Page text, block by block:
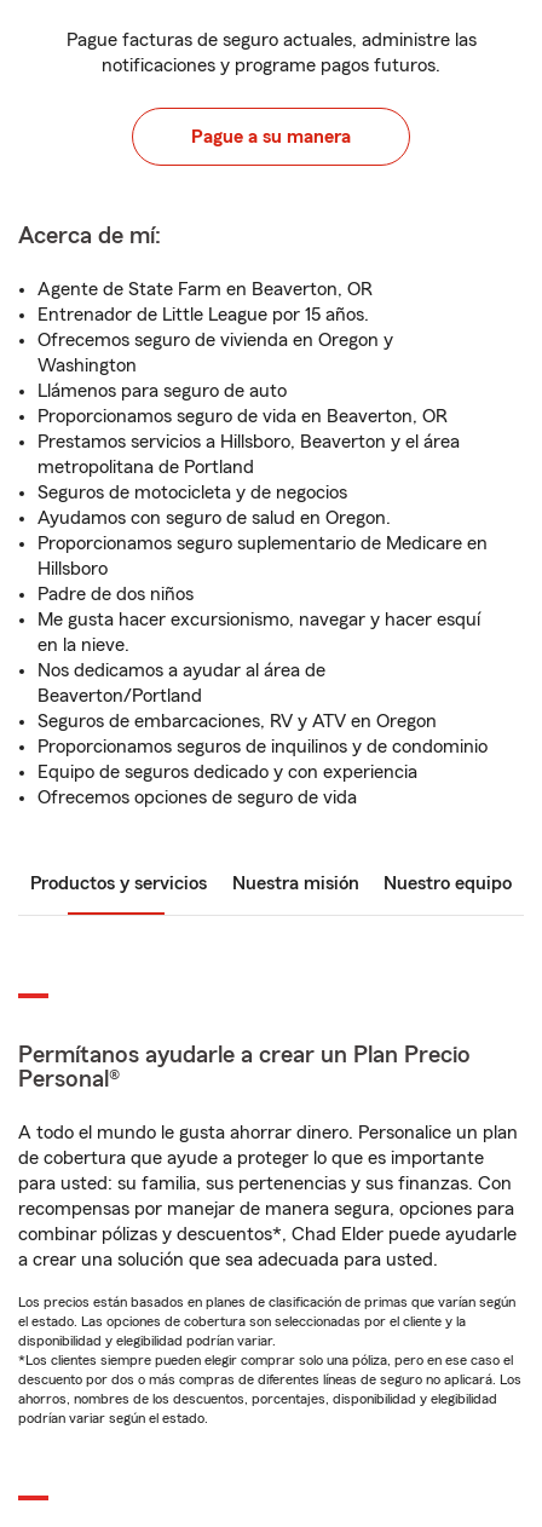
Pague facturas de seguro actuales, administre las
notificaciones y programe pagos futuros.
Pague a su manera
Acerca de mí:
Agente de State Farm en Beaverton, OR
Entrenador de Little League por 15 años.
Ofrecemos seguro de vivienda en Oregon y
Washington
Llámenos para seguro de auto
Proporcionamos seguro de vida en Beaverton, OR
Prestamos servicios a Hillsboro, Beaverton y el área
metropolitana de Portland
Seguros de motocicleta y de negocios
Ayudamos con seguro de salud en Oregon.
Proporcionamos seguro suplementario de Medicare en
Hillsboro
Padre de dos niños
Me gusta hacer excursionismo, navegar y hacer esquí
en la nieve.
Nos dedicamos a ayudar al área de
Beaverton/Portland
Seguros de embarcaciones, RV y ATV en Oregon
Proporcionamos seguros de inquilinos y de condominio
Equipo de seguros dedicado y con experiencia
Ofrecemos opciones de seguro de vida
Productos y servicios Nuestra misión Nuestro equipo
Permítanos ayudarle a crear un Plan Precio
Personal®
A todo el mundo le gusta ahorrar dinero. Personalice un plan
de cobertura que ayude a proteger lo que es importante
para usted: su familia, sus pertenencias y sus finanzas. Con
recompensas por manejar de manera segura, opciones para
combinar pólizas y descuentos*, Chad Elder puede ayudarle
a crear una solución que sea adecuada para usted.
Los precios están basados en planes de clasificación de primas que varían según
el estado. Las opciones de cobertura son seleccionadas por el cliente y la
disponibilidad y elegibilidad podrían variar.
*Los clientes siempre pueden elegir comprar solo una póliza, pero en ese caso el
descuento por dos o más compras de diferentes líneas de seguro no aplicará. Los
ahorros, nombres de los descuentos, porcentajes, disponibilidad y elegibilidad
podrían variar según el estado.